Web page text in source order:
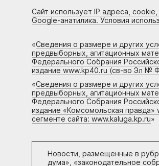
Сайт использует IP адреса,
Google-анатилика. Условия
«Сведения о размере и других
предвыборных, агитационных
Федерального Собрания
издание www.kp40.ru (св-во Эл №
«Сведения о размере и других
предвыборных, агитационных
Федерального Собрания
издание «Комсомольская
сегменте сайта: www.kaluga.kp.ru»
Новости, размещенные в
дума», «законодательное